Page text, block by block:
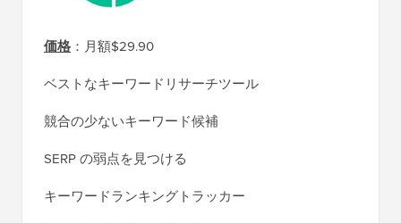
価格 ：月額$29.90
ベストなキーワードリサーチツール
競合の少ないキーワード候補
SERP の弱点を見つける
キーワードランキングトラッカー